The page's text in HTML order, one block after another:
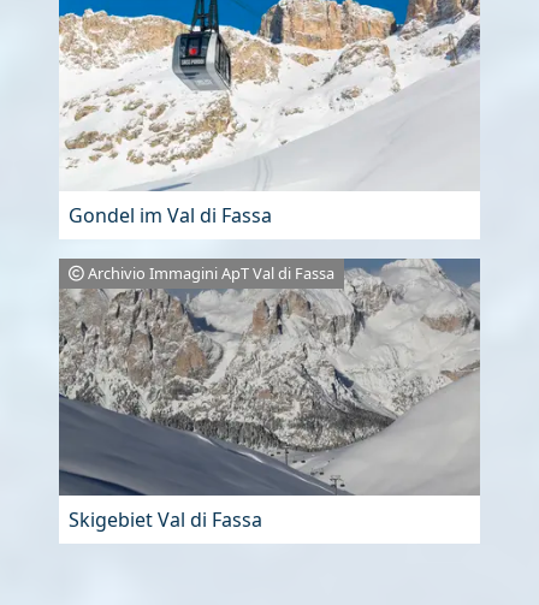
Gondel im Val di Fassa
Archivio Immagini ApT Val di Fassa
Skigebiet Val di Fassa